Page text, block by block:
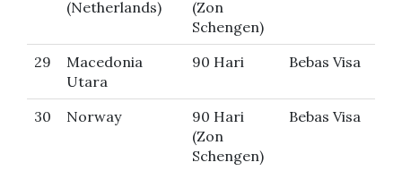
(Netherlands)
(Zon
Schengen)
29
Macedonia
Utara
90 Hari Bebas Visa
30 Norway
90 Hari
(Zon
Schengen)
Bebas Visa